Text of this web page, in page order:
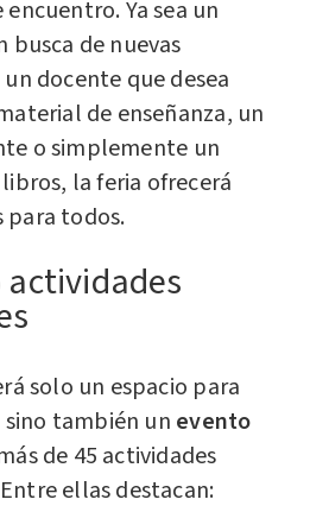
Ya sea un
busca de nuevas
docente que desea
de enseñanza, un
o simplemente un
la feria ofrecerá
todos.
actividades
solo un espacio para
también un evento
de 45 actividades
ellas destacan: